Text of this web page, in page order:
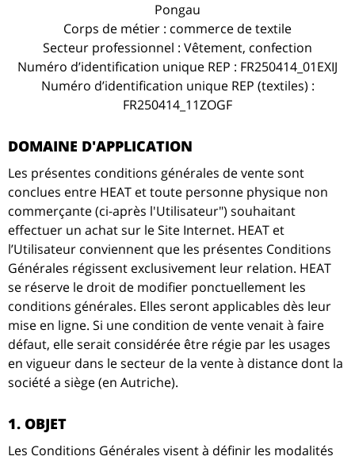
Pongau
Corps de métier : commerce de textile
Secteur professionnel : Vêtement, confection
Numéro d’identification unique REP : FR250414_01EXIJ
Numéro d’identification unique REP (textiles) :
FR250414_11ZOGF
DOMAINE D'APPLICATION
Les présentes conditions générales de vente sont
conclues entre HEAT et toute personne physique non
commerçante (ci-après l'Utilisateur") souhaitant
effectuer un achat sur le Site Internet. HEAT et
l’Utilisateur conviennent que les présentes Conditions
Générales régissent exclusivement leur relation. HEAT
se réserve le droit de modifier ponctuellement les
conditions générales. Elles seront applicables dès leur
mise en ligne. Si une condition de vente venait à faire
défaut, elle serait considérée être régie par les usages
en vigueur dans le secteur de la vente à distance dont la
société a siège (en Autriche).
1. OBJET
Les Conditions Générales visent à définir les modalités